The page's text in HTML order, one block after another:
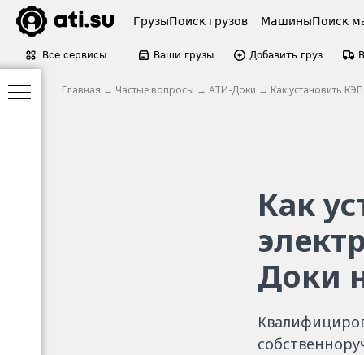
ГрузыПоиск грузов МашиныПоиск
Все сервисы Ваши грузы Добавить груз
Главная → Частые вопросы → АТИ-Доки → Как установить
Как
Доки